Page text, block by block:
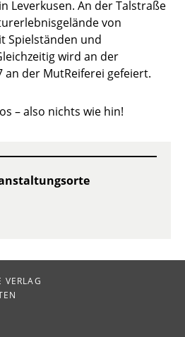
Leverkusen. An der Talstraße
von
Spielständen und
wird an der
an der MutReiferei gefeiert.
– also nichts wie hin!
VERLAG